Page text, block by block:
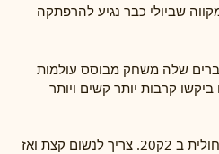
מקווה שביולי כבר נגיע להרפתקה
שלה משחק מבוסס עולמות
ביקשו קרבות יותר קשים ויותר
לבסוף, שוקל להריץ משחק של חולית ב 2ק20. צריך לנשום קצת ואז